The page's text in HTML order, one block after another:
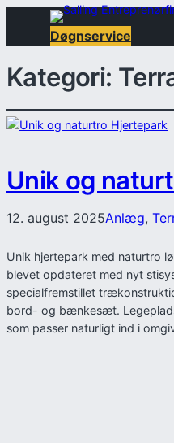
Døgnservice
Kategori:
Unik og
12. august 2025Anlæg,
Unik hjertepark med naturtro
blevet opdateret med nyt
specialfremstillet
bord- og bænkesæt.
som passer naturligt ind i